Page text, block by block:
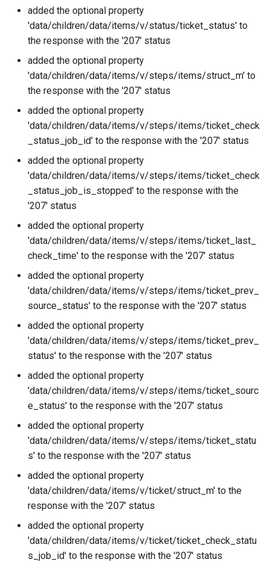
added the optional property
'data/children/data/items/v/status/ticket_status' to
the response with the '207' status
added the optional property
'data/children/data/items/v/steps/items/struct_m' to
the response with the '207' status
added the optional property
'data/children/data/items/v/steps/items/ticket_check
_status_job_id' to the response with the '207' status
added the optional property
'data/children/data/items/v/steps/items/ticket_check
_status_job_is_stopped' to the response with the
'207' status
added the optional property
'data/children/data/items/v/steps/items/ticket_last_
check_time' to the response with the '207' status
added the optional property
'data/children/data/items/v/steps/items/ticket_prev_
source_status' to the response with the '207' status
added the optional property
'data/children/data/items/v/steps/items/ticket_prev_
status' to the response with the '207' status
added the optional property
'data/children/data/items/v/steps/items/ticket_sourc
e_status' to the response with the '207' status
added the optional property
'data/children/data/items/v/steps/items/ticket_statu
s' to the response with the '207' status
added the optional property
'data/children/data/items/v/ticket/struct_m' to the
response with the '207' status
added the optional property
'data/children/data/items/v/ticket/ticket_check_statu
s_job_id' to the response with the '207' status